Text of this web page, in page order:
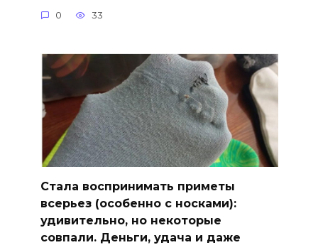
0 33
Стала воспринимать приметы
всерьез (особенно с носками):
удивительно, но некоторые
совпали. Деньги, удача и даже